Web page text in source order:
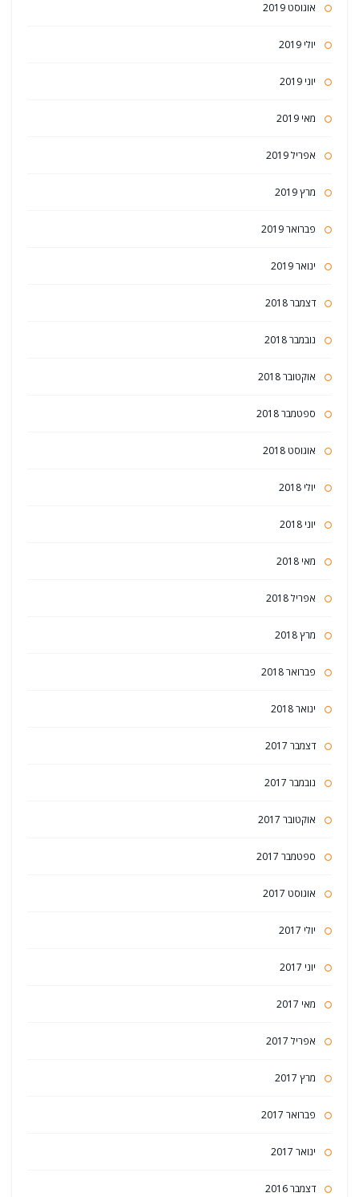
אוגוסט 2019
יולי 2019
יוני 2019
מאי 2019
אפריל 2019
מרץ 2019
פברואר 2019
ינואר 2019
דצמבר 2018
נובמבר 2018
אוקטובר 2018
ספטמבר 2018
אוגוסט 2018
יולי 2018
יוני 2018
מאי 2018
אפריל 2018
מרץ 2018
פברואר 2018
ינואר 2018
דצמבר 2017
נובמבר 2017
אוקטובר 2017
ספטמבר 2017
אוגוסט 2017
יולי 2017
יוני 2017
מאי 2017
אפריל 2017
מרץ 2017
פברואר 2017
ינואר 2017
דצמבר 2016